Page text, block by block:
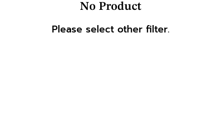
No Product
Please select other filter.